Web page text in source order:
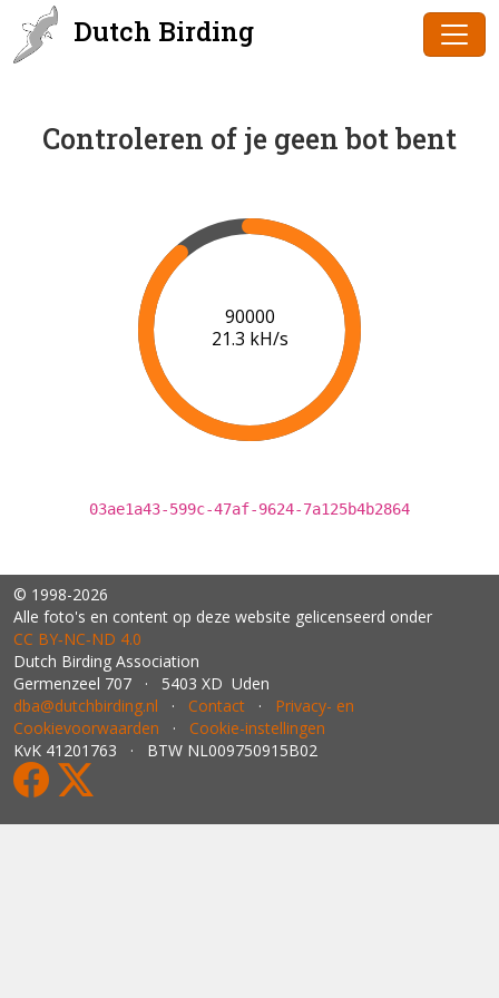
Dutch Birding
Controleren of je geen bot bent
91000
21.4 kH/s
03ae1a43-599c-47af-9624-7a125b4b2864
© 1998-2026
Alle foto's en content op deze website gelicenseerd onder
CC BY‑NC‑ND 4.0
Dutch Birding Association
Germenzeel 707 · 5403 XD Uden
dba@dutchbirding.nl · Contact · Privacy- en
Cookievoorwaarden · Cookie-instellingen
KvK 41201763 · BTW NL009750915B02